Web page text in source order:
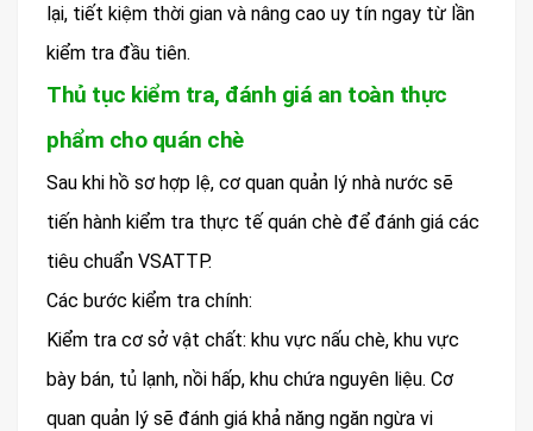
lại, tiết kiệm thời gian và nâng cao uy tín ngay từ lần
kiểm tra đầu tiên.
Thủ tục kiểm tra, đánh giá an toàn thực
phẩm cho quán chè
Sau khi hồ sơ hợp lệ, cơ quan quản lý nhà nước sẽ
tiến hành kiểm tra thực tế quán chè để đánh giá các
tiêu chuẩn VSATTP.
Các bước kiểm tra chính:
Kiểm tra cơ sở vật chất: khu vực nấu chè, khu vực
bày bán, tủ lạnh, nồi hấp, khu chứa nguyên liệu. Cơ
quan quản lý sẽ đánh giá khả năng ngăn ngừa vi